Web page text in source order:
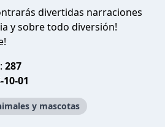
divertidas narraciones
y sobre todo diversión!
287
10-01
y mascotas